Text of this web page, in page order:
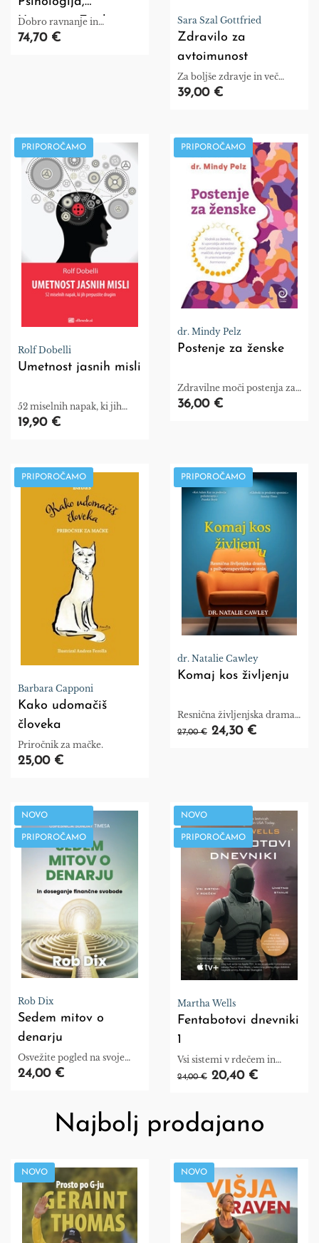
Umetnost, Enako
Dobro ravnanje in
upravljanje z denarjem ni
74,70 €
Sara Szal Gottfried
Zdravilo za
avtoimunost
Za boljše zdravje in več
energije
39,00 €
PRIPOROČAMO
Rolf Dobelli
Umetnost jasnih misli
52 miselnih napak, ki jih
prepustite drugim
19,90 €
PRIPOROČAMO
dr. Mindy Pelz
Postenje za ženske
Zdravilne moči postenja za
kurjenje maščob, dvig
36,00 €
PRIPOROČAMO
Barbara Capponi
Kako udomačiš
človeka
Priročnik za mačke.
25,00 €
PRIPOROČAMO
dr. Natalie Cawley
Komaj kos življenju
Resnična življenjska drama s
psihoterapevtkinega stola.
27,00 € 24,30 €
NOVO
PRIPOROČAMO
Rob Dix
Sedem mitov o
denarju
Osvežite pogled na svoje
poznavanje denarja in
24,00 €
NOVO
PRIPOROČAMO
Martha Wells
Fentabotovi dnevniki
1
Vsi sistemi v rdečem in
Umetno stanje
24,00 € 20,40 €
Najbolj prodajano
NOVO NOVO